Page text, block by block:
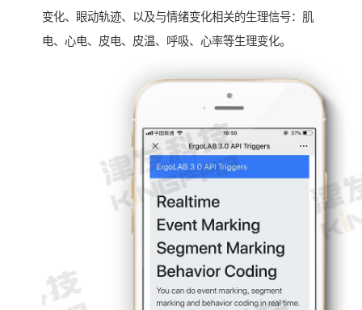
变化、眼动轨迹、以及与情绪变化相关的生理信号：肌
电、心电、皮电、皮温、呼吸、心率等生理变化。